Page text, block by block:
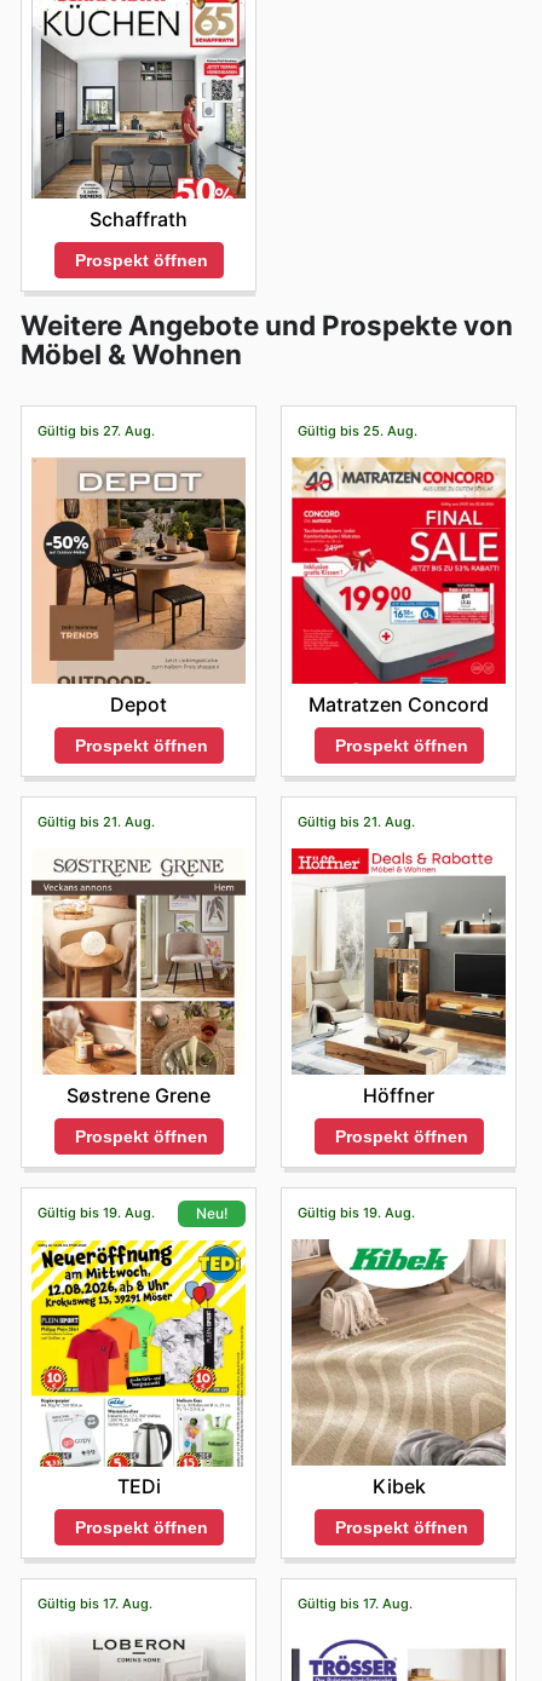
Schaffrath
Prospekt öffnen
Weitere Angebote und Prospekte von
Möbel & Wohnen
Gültig bis 27. Aug.
Depot
Prospekt öffnen
Gültig bis 25. Aug.
Matratzen Concord
Prospekt öffnen
Gültig bis 21. Aug.
Søstrene Grene
Prospekt öffnen
Gültig bis 21. Aug.
Höffner
Prospekt öffnen
Gültig bis 19. Aug. Neu!
TEDi
Prospekt öffnen
Gültig bis 19. Aug.
Kibek
Prospekt öffnen
Gültig bis 17. Aug. Gültig bis 17. Aug.